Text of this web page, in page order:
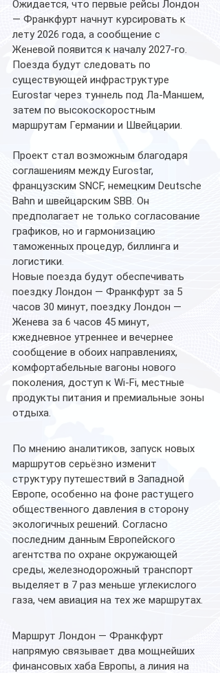
Ожидается, что первые рейсы Лондон
— Франкфурт начнут курсировать к
лету 2026 года, а сообщение с
Женевой появится к началу 2027-го.
Поезда будут следовать по
существующей инфраструктуре
Eurostar через туннель под Ла-Маншем,
затем по высокоскоростным
маршрутам Германии и Швейцарии.
Проект стал возможным благодаря
соглашениям между Eurostar,
французским SNCF, немецким Deutsche
Bahn и швейцарским SBB. Он
предполагает не только согласование
графиков, но и гармонизацию
таможенных процедур, биллинга и
логистики.
Новые поезда будут обеспечивать
поездку Лондон — Франкфурт за 5
часов 30 минут, поездку Лондон —
Женева за 6 часов 45 минут,
кжедневное утреннее и вечернее
сообщение в обоих направлениях,
комфортабельные вагоны нового
поколения, доступ к Wi-Fi, местные
продукты питания и премиальные зоны
отдыха.
По мнению аналитиков, запуск новых
маршрутов серьёзно изменит
структуру путешествий в Западной
Европе, особенно на фоне растущего
общественного давления в сторону
экологичных решений. Согласно
последним данным Европейского
агентства по охране окружающей
среды, железнодорожный транспорт
выделяет в 7 раз меньше углекислого
газа, чем авиация на тех же маршрутах.
Маршрут Лондон — Франкфурт
напрямую связывает два мощнейших
финансовых хаба Европы, а линия на